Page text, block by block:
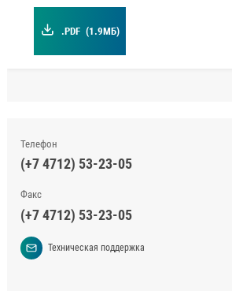
.PDF (1.9МБ)
Телефон
(+7 4712) 53-23-05
Факс
(+7 4712) 53-23-05
Техническая поддержка